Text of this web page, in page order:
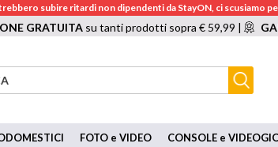
subire ritardi non dipendenti da StayON, ci scusiamo
GRATUITAsu tanti prodotti sopra € 59,99 |
FOTO e VIDEO CONSOLE e